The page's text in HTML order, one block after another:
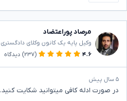
مرصاد پوراعتضاد
وکیل پایه یک کانون وکلای دادگستری
۴.۶
(۲۳۷) دیدگاه
۵ سال پیش
در صورت ادله کافی میتوانید شکایت کنید.